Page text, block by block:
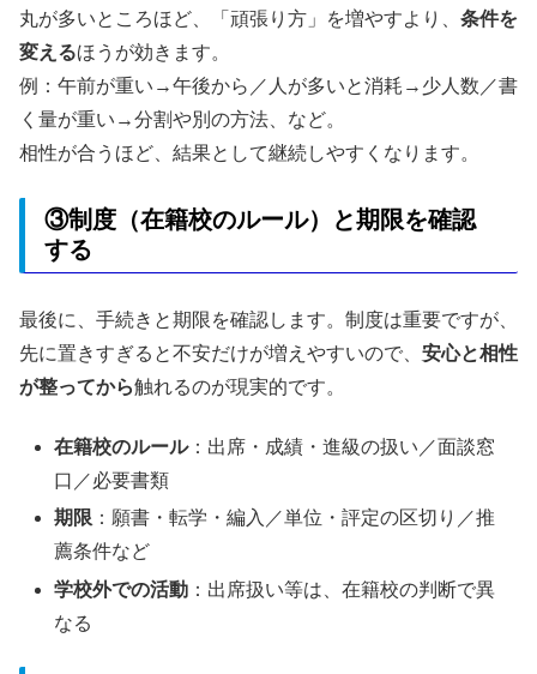
丸が多いところほど、「頑張り方」を増やすより、 条件を
変えるほうが効きます。
例：午前が重い→午後から／人が多いと消耗→少人数／書
く量が重い→分割や別の方法、など。
相性が合うほど、結果として継続しやすくなります。
③制度（在籍校のルール）と期限を確認
する
最後に、手続きと期限を確認します。制度は重要ですが、
先に置きすぎると不安だけが増えやすいので、 安心と相性
が整ってから触れるのが現実的です。
在籍校のルール：出席・成績・進級の扱い／面談窓
口／必要書類
期限 ：願書・転学・編入／単位・評定の区切り／推
薦条件など
学校外での活動 ：出席扱い等は、在籍校の判断で異
なる